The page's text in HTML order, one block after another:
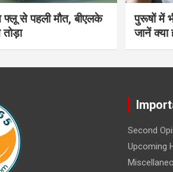
फ्लू से पहली मौत, बीएलके
पुरूषों में
जानें क्या
Second
Upcoming